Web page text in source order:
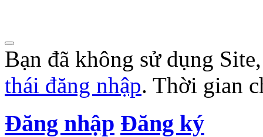
Bạn đã không sử dụng
thái đăng nhập. Thời gian
Đăng nhập Đăng ký